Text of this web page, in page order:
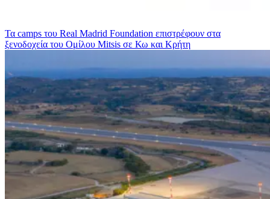
Τα camps του Real Madrid Foundation επιστρέφουν στα
ξενοδοχεία του Ομίλου Mitsis σε Κω και Κρήτη